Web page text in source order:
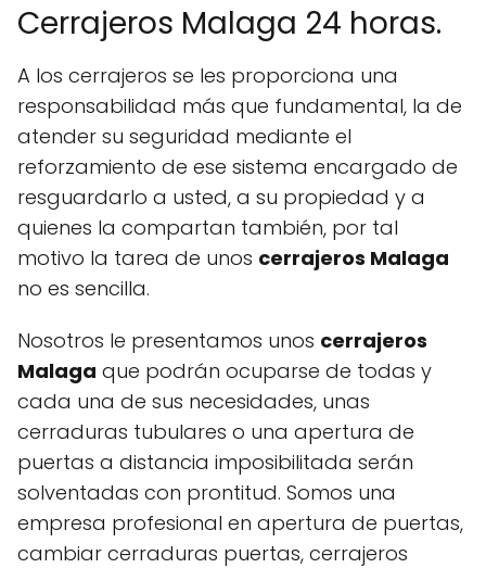
Cerrajeros Malaga 24 horas.
A los cerrajeros se les proporciona una
responsabilidad más que fundamental, la de
atender su seguridad mediante el
reforzamiento de ese sistema encargado de
resguardarlo a usted, a su propiedad y a
quienes la compartan también, por tal
motivo la tarea de unos cerrajeros Malaga
no es sencilla.
Nosotros le presentamos unos cerrajeros
Malaga que podrán ocuparse de todas y
cada una de sus necesidades, unas
cerraduras tubulares o una apertura de
puertas a distancia imposibilitada serán
solventadas con prontitud. Somos una
empresa profesional en apertura de puertas,
cambiar cerraduras puertas, cerrajeros